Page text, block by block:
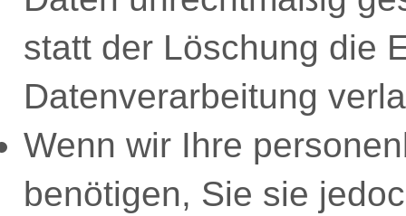
statt der Löschung die
Datenverarbeitung
Wenn wir Ihre
benötigen, Sie sie